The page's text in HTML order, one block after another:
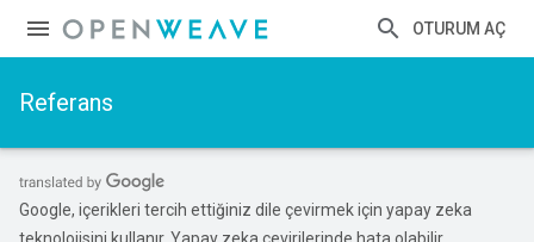
OTURUM AÇ
Referans
Google, içerikleri tercih ettiğiniz dile çevirmek için yapay zeka